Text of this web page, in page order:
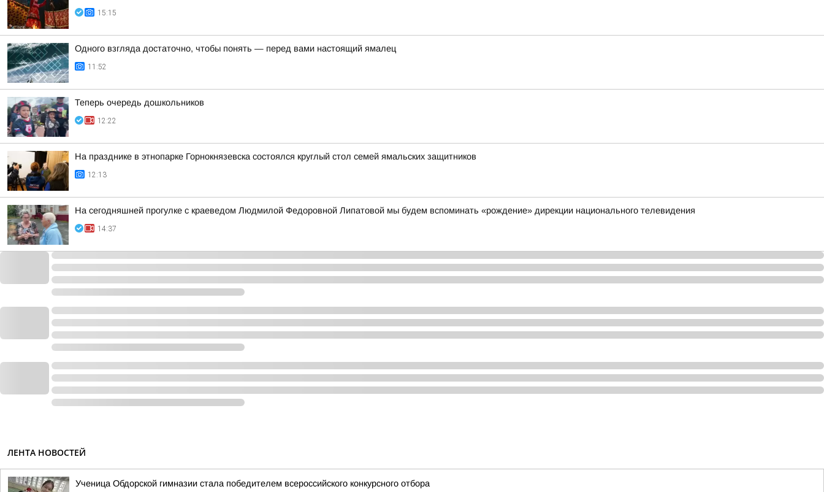
15:15
Одного взгляда достаточно, чтобы понять — перед вами настоящий ямалец
11:52
Теперь очередь дошкольников
12:22
На празднике в этнопарке Горнокнязевска состоялся круглый стол семей ямальских защитников
12:13
На сегодняшней прогулке с краеведом Людмилой Федоровной Липатовой мы будем вспоминать «рождение» дирекции национального телевидения
14:37
ЛЕНТА НОВОСТЕЙ
Ученица Обдорской гимназии стала победителем всероссийского конкурсного отбора